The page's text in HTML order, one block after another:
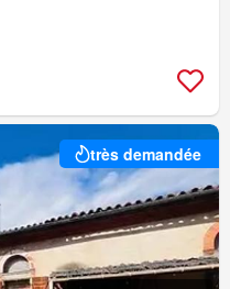
très demandée